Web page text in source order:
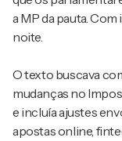
a MP da pauta.
noite.
O texto buscava
mudanças no
e incluía ajustes
apostas online,